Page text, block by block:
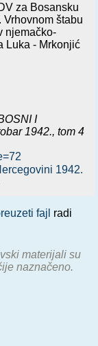
za Bosansku
Vrhovnom štabu
njemačko-
Luka - Mrkonjić
I
1942., tom 4
1942.
fajl radi
materijali su
naznačeno.